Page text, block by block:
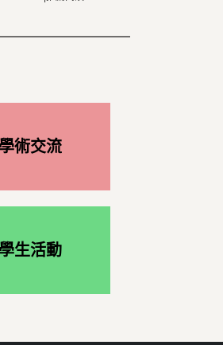
學術交流
學生活動